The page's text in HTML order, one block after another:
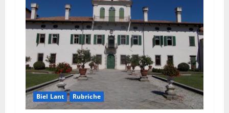
Biel Lant Rubriche